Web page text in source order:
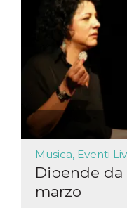
Musica, Eventi
Dipende da
marzo